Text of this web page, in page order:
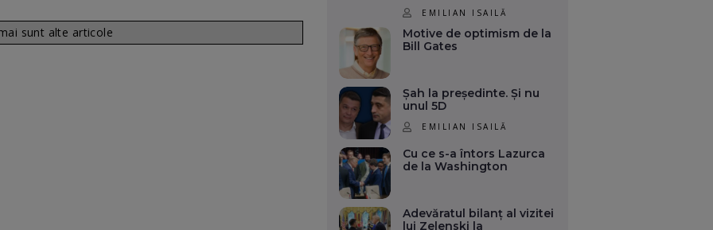
sunt alte articole
EMILIAN ISAILĂ
Motive de optimism de la
Bill Gates
Șah la președinte. Și nu
unul 5D
EMILIAN ISAILĂ
Cu ce s-a întors Lazurca
de la Washington
Adevăratul bilanț al vizitei
lui Zelenski la